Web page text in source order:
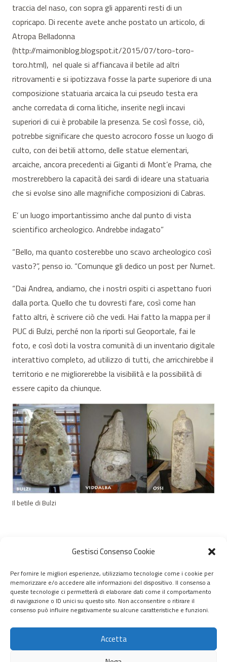
Gestisci Consenso Cookie
Per fornire le migliori esperienze, utilizziamo tecnologie come i cookie per
memorizzare e/o accedere alle informazioni del dispositivo. Il consenso a
queste tecnologie ci permetterà di elaborare dati come il comportamento
di navigazione o ID unici su questo sito. Non acconsentire o ritirare il
consenso può influire negativamente su alcune caratteristiche e funzioni.
Accetta
traccia del naso, con sopra gli apparenti resti di un
copricapo. Di recente avete anche postato un articolo, di
Atropa Belladonna
(http://maimoniblog.blogspot.it/2015/07/toro-toro-
toro.html), nel quale si affiancava il betile ad altri
ritrovamenti e si ipotizzava fosse la parte superiore di una
composizione statuaria arcaica la cui pseudo testa era
anche corredata di corna litiche, inserite negli incavi
superiori di cui è probabile la presenza. Se così fosse, ciò,
potrebbe significare che questo acrocoro fosse un luogo di
culto, con dei betili attorno, delle statue elementari,
arcaiche, ancora precedenti ai Giganti di Mont’e Prama, che
mostrerebbero la capacità dei sardi di ideare una statuaria
che si evolse sino alle magnifiche composizioni di Cabras.
E’ un luogo importantissimo anche dal punto di vista
scientifico archeologico. Andrebbe indagato”
“Bello, ma quanto costerebbe uno scavo archeologico così
vasto?”, penso io. “Comunque gli dedico un post per Nurnet.
“Dai Andrea, andiamo, che i nostri ospiti ci aspettano fuori
dalla porta. Quello che tu dovresti fare, così come han
fatto altri, è scrivere ciò che vedi. Hai fatto la mappa per il
PUC di Bulzi, perché non la riporti sul Geoportale, fai le
foto, e così doti la vostra comunità di un inventario digitale
interattivo completo, ad utilizzo di tutti, che arricchirebbe il
territorio e ne migliorerebbe la visibilità e la possibilità di
essere capito da chiunque.
Il betile di Bulzi
© 2020 – 2026 Nurnet – La rete dei Nuraghi – webdesign:
antoniopalumbo.it
Home